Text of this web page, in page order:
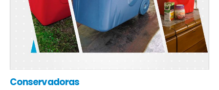
Conservadoras